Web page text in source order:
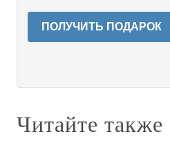
ПОЛУЧИТЬ ПОДАРОК
Читайте также